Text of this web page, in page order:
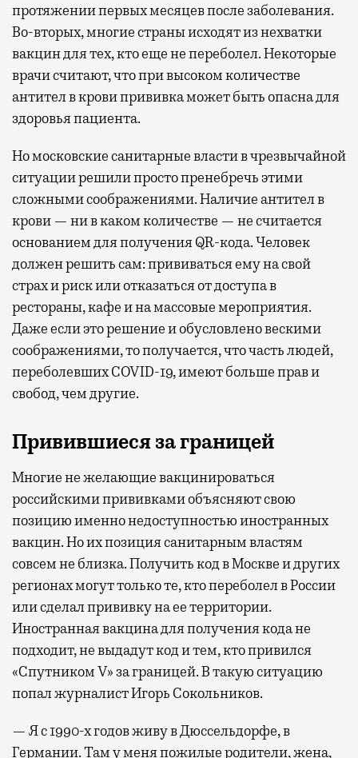
протяжении первых месяцев после заболевания.
Во-вторых, многие страны исходят из нехватки
вакцин для тех, кто еще не переболел. Некоторые
врачи считают, что при высоком количестве
антител в крови прививка может быть опасна для
здоровья пациента.
Но московские санитарные власти в чрезвычайной
ситуации решили просто пренебречь этими
сложными соображениями. Наличие антител в
крови — ни в каком количестве — не считается
основанием для получения QR-кода. Человек
должен решить сам: прививаться ему на свой
страх и риск или отказаться от доступа в
рестораны, кафе и на массовые мероприятия.
Даже если это решение и обусловлено вескими
соображениями, то получается, что часть людей,
переболевших COVID-19, имеют больше прав и
свобод, чем другие.
Привившиеся за границей
Многие не желающие вакцинироваться
российскими прививками объясняют свою
позицию именно недоступностью иностранных
вакцин. Но их позиция санитарным властям
совсем не близка. Получить код в Москве и других
регионах могут только те, кто переболел в России
или сделал прививку на ее территории.
Иностранная вакцина для получения кода не
подходит, не выдадут код и тем, кто привился
«Спутником V» за границей. В такую ситуацию
попал журналист Игорь Сокольников.
— Я с 1990-х годов живу в Дюссельдорфе, в
Германии. Там у меня пожилые родители, жена,